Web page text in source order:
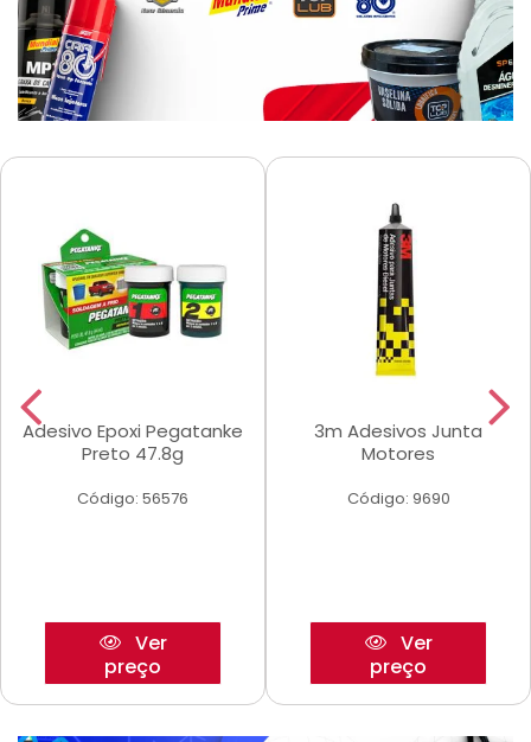
Adesivo Epoxi Pegatanke
Preto 47.8g
Código: 56576
Ver
preço
3m Adesivos Junta
Motores
Código: 9690
Ver
preço